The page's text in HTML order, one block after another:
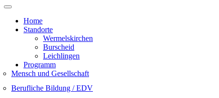
Home
Standorte
Wermelskirchen
Burscheid
Leichlingen
Programm
Mensch und Gesellschaft
Berufliche Bildung / EDV